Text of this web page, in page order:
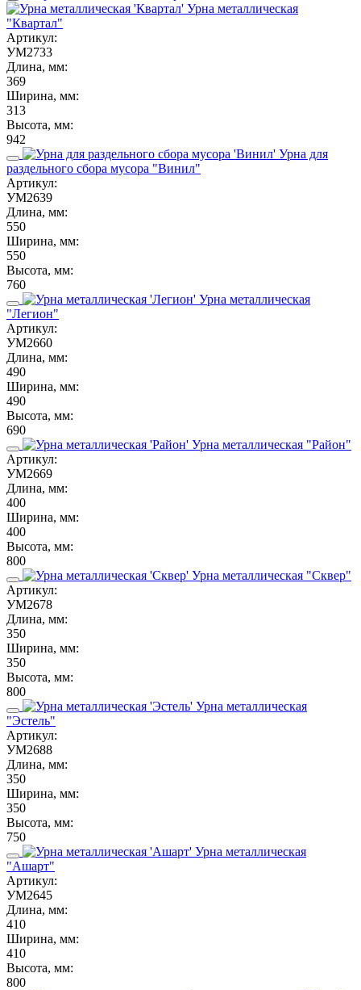
Урна металлическая
"Квартал"
Артикул:
УМ2733
Длина, мм:
369
Ширина, мм:
313
Высота, мм:
942
Урна для
раздельного сбора мусора "Винил"
Артикул:
УМ2639
Длина, мм:
550
Ширина, мм:
550
Высота, мм:
760
Урна металлическая
"Легион"
Артикул:
УМ2660
Длина, мм:
490
Ширина, мм:
490
Высота, мм:
690
Урна металлическая "Район"
Артикул:
УМ2669
Длина, мм:
400
Ширина, мм:
400
Высота, мм:
800
Урна металлическая "Сквер"
Артикул:
УМ2678
Длина, мм:
350
Ширина, мм:
350
Высота, мм:
800
Урна металлическая
"Эстель"
Артикул:
УМ2688
Длина, мм:
350
Ширина, мм:
350
Высота, мм:
750
Урна металлическая
"Ашарт"
Артикул:
УМ2645
Длина, мм:
410
Ширина, мм:
410
Высота, мм:
800